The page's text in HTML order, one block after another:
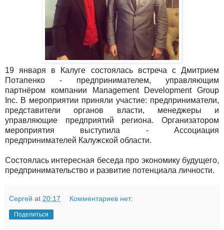
19 января в Калуге состоялась встреча с Дмитрием
Потапенко - предпринимателем, управляющим
партнёром компании Management Development Group
Inc. В мероприятии приняли участие: предприниматели,
представители органов власти, менеджеры и
управляющие предприятий региона. Организатором
мероприятия выступила - Ассоциация
предпринимателей Калужской области.
Состоялась интересная беседа про экономику будущего,
предпринимательство и развитие потенциала личности.
Сергей at 20:17 Комментариев нет:
Поделиться